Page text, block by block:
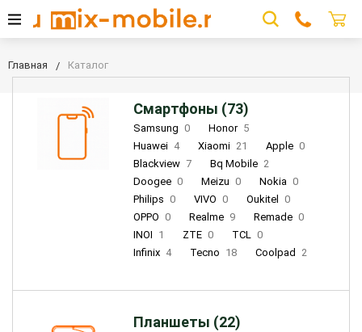
Главная Каталог
Смартфоны (73)
Samsung 0 Honor 5
Huawei 4 Xiaomi 21 Apple 0
Blackview 7 Bq Mobile 2
Doogee 0 Meizu 0 Nokia 0
Philips 0 VIVO 0 Oukitel
0
OPPO 0 Realme 9 Remade 0
INOI 1 ZTE 0 TCL 0
Infinix 4 Tecno 18 Coolpad 2
Планшеты (22)